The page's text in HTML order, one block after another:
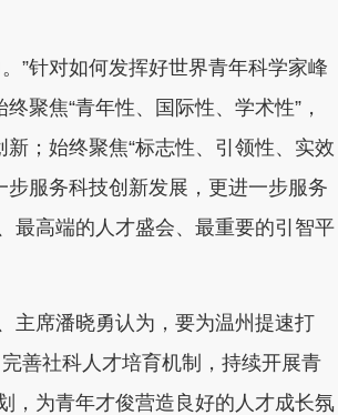
针对如何发挥好世界青年科学家峰
聚焦“青年性、国际性、学术性”，
；始终聚焦“标志性、引领性、实效
步服务科技创新发展，更进一步服务
最高端的人才盛会、最重要的引智平
席潘晓勇认为，要为温州提速打
善社科人才培育机制，持续开展青
，为青年才俊营造良好的人才成长氛